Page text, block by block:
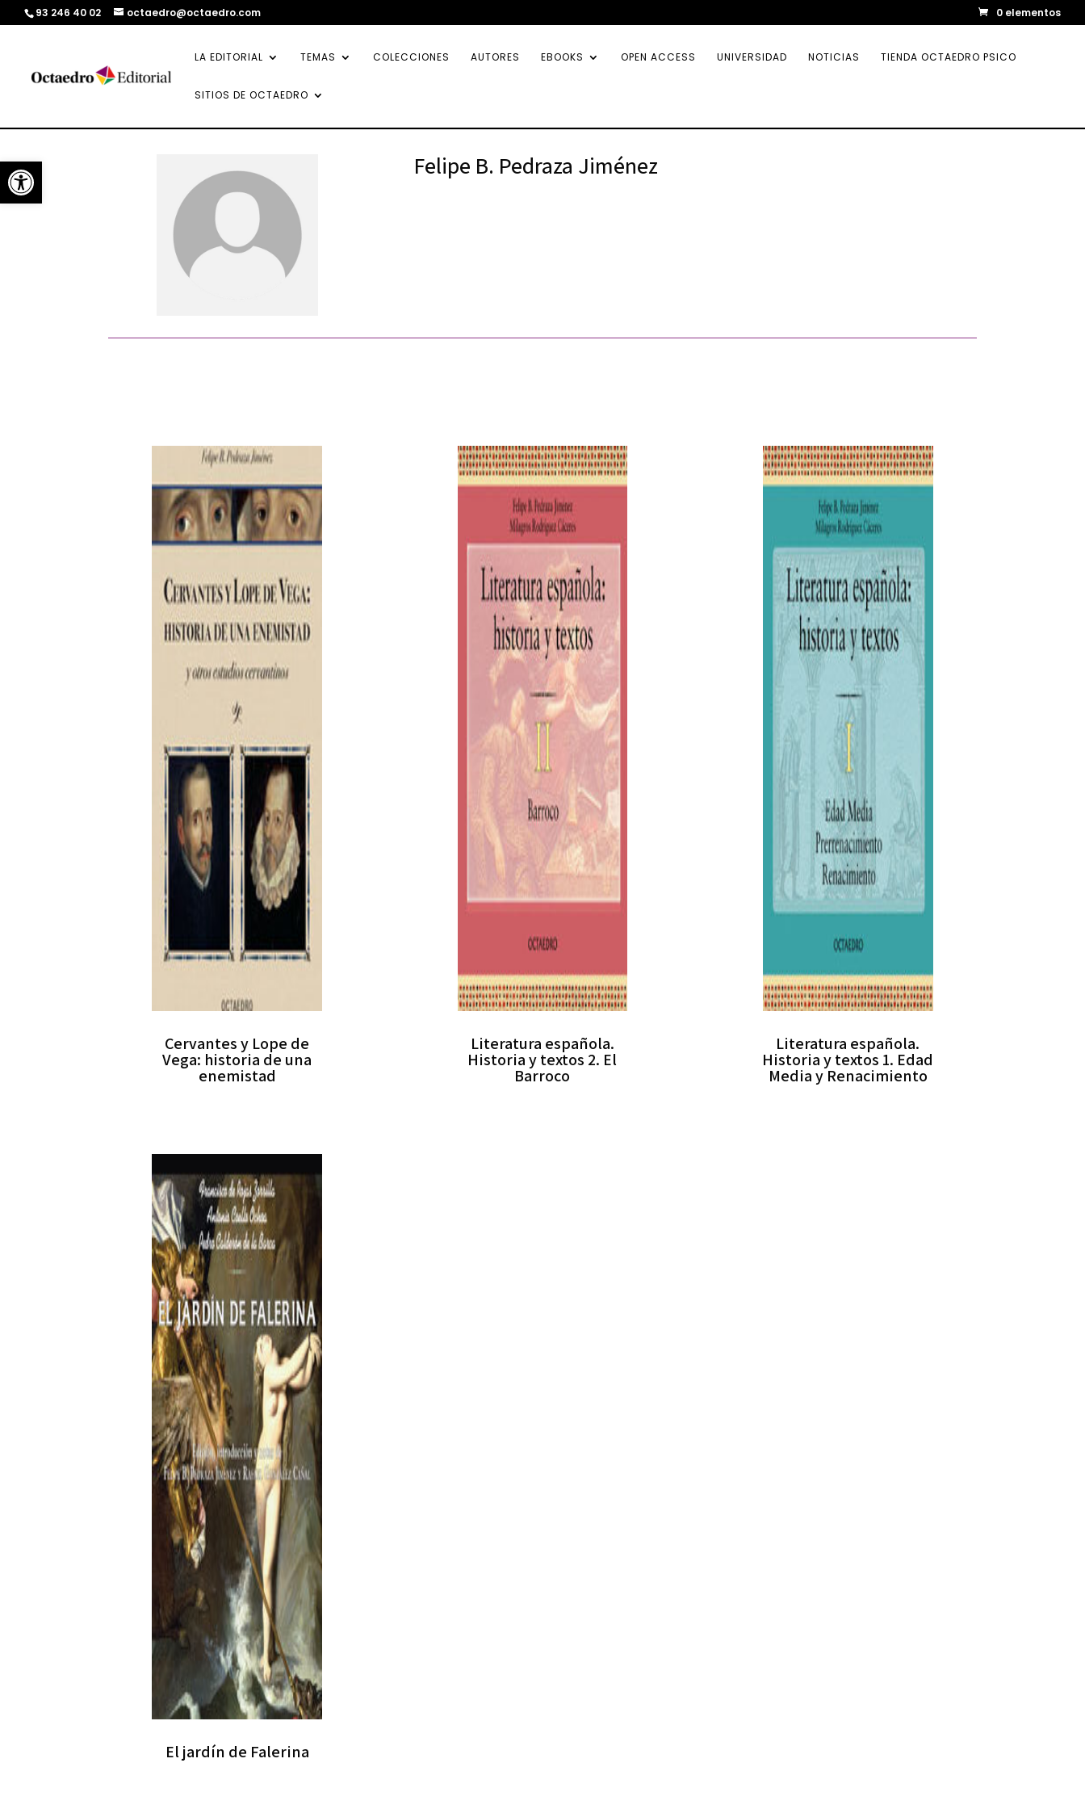
Abrir barra de herramientas
93 246 40 02 octaedro@octaedro.com 0 elementos
LA EDITORIAL TEMAS COLECCIONES AUTORES EBOOKS OPEN ACCESS UNIVERSIDAD NOTICIAS TIENDA OCTAEDRO PSICO
SITIOS DE OCTAEDRO
Felipe B. Pedraza Jiménez
Cervantes y Lope de
Vega: historia de una
enemistad
El jardín de Falerina
Literatura española.
Historia y textos 2. El
Barroco
Literatura española.
Historia y textos 1. Edad
Media y Renacimiento